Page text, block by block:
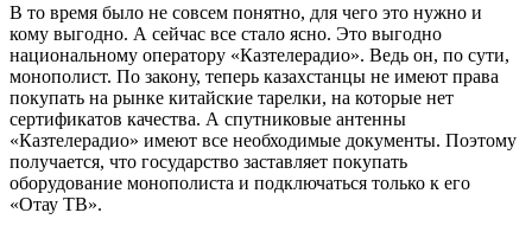
В то время было не совсем понятно, для чего это нужно и
кому выгодно. А сейчас все стало ясно. Это выгодно
национальному оператору «Казтелерадио». Ведь он, по сути,
монополист. По закону, теперь казахстанцы не имеют права
покупать на рынке китайские тарелки, на которые нет
сертификатов качества. А спутниковые антенны
«Казтелерадио» имеют все необходимые документы. Поэтому
получается, что государство заставляет покупать
оборудование монополиста и подключаться только к его
«Отау ТВ».